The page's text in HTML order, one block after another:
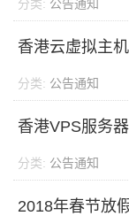
分类: 公告通知
香港云虚拟主
分类: 公告通知
香港VPS服务
分类: 公告通知
2018年春节放